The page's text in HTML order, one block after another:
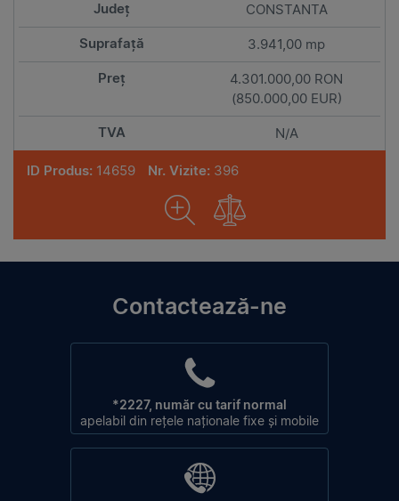
CONSTANTA
3.941,00 mp
4.301.000,00 RON
(850.000,00 EUR)
N/A
ID Produs: 14659 Nr. Vizite: 396
Contactează-ne
*2227, număr cu tarif normal
apelabil din rețele naționale fixe și mobile